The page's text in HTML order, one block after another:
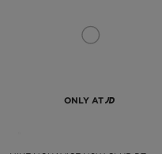
ONLY AT